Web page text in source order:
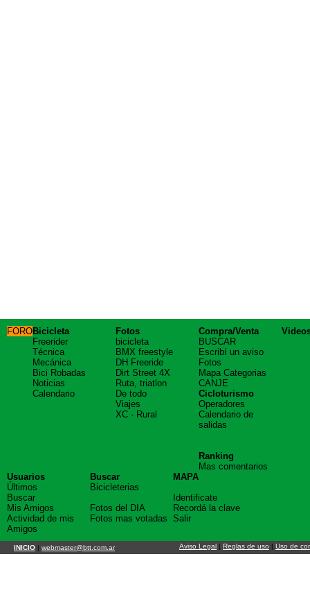
FOROBicicleta
Freerider
Técnica
Mecánica
Bici Robadas
Noticias
Calendario
Fotos
bicicleta
BMX freestyle
DH Freeride
Dirt Street 4X
Ruta, triatlon
De todo
Viajes
XC - Rural
Compra/Venta
BUSCAR
Escribí un aviso
Fotos
Mapa Categorias
CANJE
Cicloturismo
Operadores
Calendario de
salidas
Ranking
Mas comentarios
Usuarios
Últimos
Buscar
Mis Amigos
Actividad de mis
Amigos
Buscar
Bicicleterias
Fotos del DIA
Fotos mas votadas
MAPA
Identificate
Recordá la clave
Salir
INICIO | webmaster@btt.com.ar Aviso Legal | Reglas de uso | Uso de